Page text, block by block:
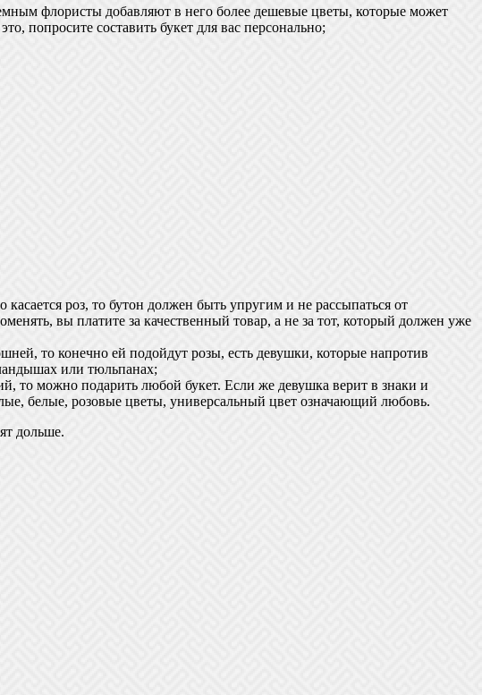
флористы добавляют в него более дешевые цветы, которые может
попросите составить букет для вас персонально;
роз, то бутон должен быть упругим и не рассыпаться от
вы платите за качественный товар, а не за тот, который должен уже
то конечно ей подойдут розы, есть девушки, которые напротив
или тюльпанах;
то можно подарить любой букет. Если же девушка верит в знаки и
белые, розовые цветы, универсальный цвет означающий любовь.
дольше.